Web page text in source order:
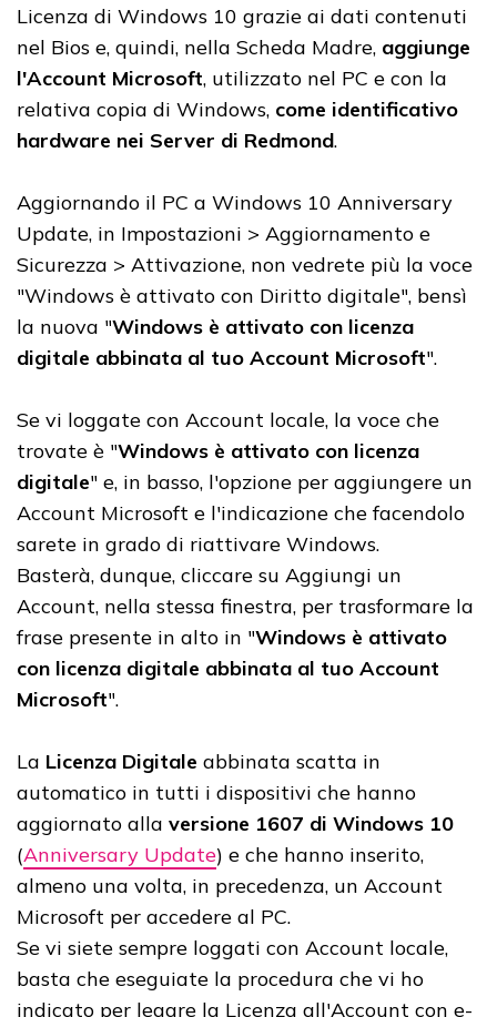
Licenza di Windows 10 grazie ai dati contenuti
nel Bios e, quindi, nella Scheda Madre, aggiunge
l'Account Microsoft, utilizzato nel PC e con la
relativa copia di Windows, come identificativo
hardware nei Server di Redmond.
Aggiornando il PC a Windows 10 Anniversary
Update, in Impostazioni > Aggiornamento e
Sicurezza > Attivazione, non vedrete più la voce
"Windows è attivato con Diritto digitale", bensì
la nuova "Windows è attivato con licenza
digitale abbinata al tuo Account Microsoft".
Se vi loggate con Account locale, la voce che
trovate è "Windows è attivato con licenza
digitale" e, in basso, l'opzione per aggiungere un
Account Microsoft e l'indicazione che facendolo
sarete in grado di riattivare Windows.
Basterà, dunque, cliccare su Aggiungi un
Account, nella stessa finestra, per trasformare la
frase presente in alto in "Windows è attivato
con licenza digitale abbinata al tuo Account
Microsoft".
La Licenza Digitale abbinata scatta in
automatico in tutti i dispositivi che hanno
aggiornato alla versione 1607 di Windows 10
(Anniversary Update) e che hanno inserito,
almeno una volta, in precedenza, un Account
Microsoft per accedere al PC.
Se vi siete sempre loggati con Account locale,
basta che eseguiate la procedura che vi ho
indicato per legare la Licenza all'Account con e-